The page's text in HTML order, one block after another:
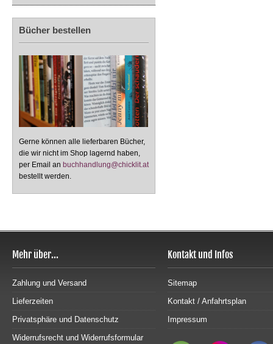
Bücher bestellen
Gerne können alle lieferbaren Bücher,
die wir nicht im Shop lagernd haben,
per Email an buchhandlung@chicklit.at
bestellt werden.
Mehr über...
Zahlung und Versand
Lieferzeiten
Privatsphäre und Datenschutz
Widerrufsrecht und Widerrufsformular
Kontakt und Infos
Sitemap
Kontakt / Anfahrtsplan
Impressum